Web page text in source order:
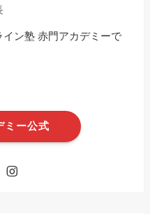
ン塾 赤門アカデミーで
ミー公式